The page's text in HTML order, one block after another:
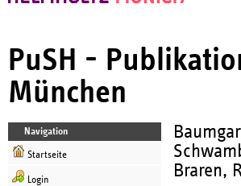
PuSH -
München
Navigation
Startseite
Login
Braren,